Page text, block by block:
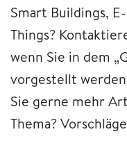
Smart Buildings,
Things?
wenn Sie in dem
vorgestellt
Sie gerne mehr
Thema?